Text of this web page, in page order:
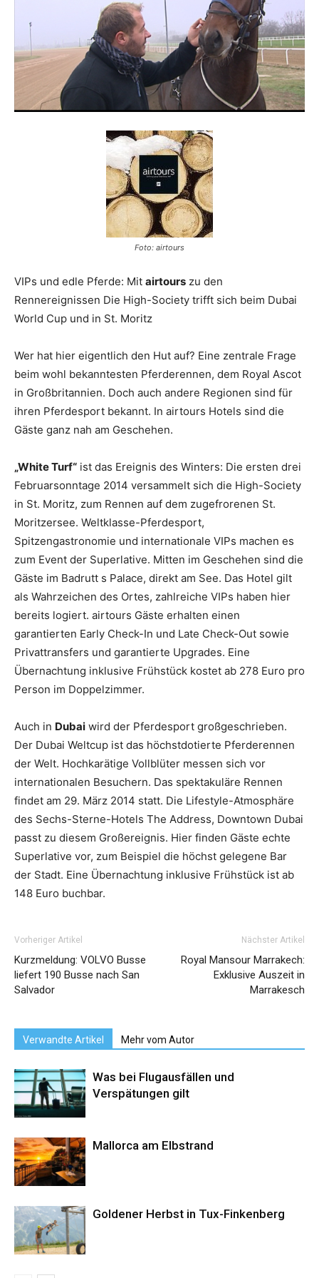
Reiseempfehlungen.
Foto: airtours
VIPs und edle Pferde: Mit airtours zu den
Rennereignissen Die High-Society trifft sich beim Dubai
World Cup und in St. Moritz
Wer hat hier eigentlich den Hut auf? Eine zentrale Frage
beim wohl bekanntesten Pferderennen, dem Royal Ascot
in Großbritannien. Doch auch andere Regionen sind für
ihren Pferdesport bekannt. In airtours Hotels sind die
Gäste ganz nah am Geschehen.
„White Turf“ ist das Ereignis des Winters: Die ersten drei
Februarsonntage 2014 versammelt sich die High-Society
in St. Moritz, zum Rennen auf dem zugefrorenen St.
Moritzersee. Weltklasse-Pferdesport,
Spitzengastronomie und internationale VIPs machen es
zum Event der Superlative. Mitten im Geschehen sind die
Gäste im Badrutt s Palace, direkt am See. Das Hotel gilt
als Wahrzeichen des Ortes, zahlreiche VIPs haben hier
bereits logiert. airtours Gäste erhalten einen
garantierten Early Check-In und Late Check-Out sowie
Privattransfers und garantierte Upgrades. Eine
Übernachtung inklusive Frühstück kostet ab 278 Euro pro
Person im Doppelzimmer.
Auch in Dubai wird der Pferdesport großgeschrieben.
Der Dubai Weltcup ist das höchstdotierte Pferderennen
der Welt. Hochkarätige Vollblüter messen sich vor
internationalen Besuchern. Das spektakuläre Rennen
findet am 29. März 2014 statt. Die Lifestyle-Atmosphäre
des Sechs-Sterne-Hotels The Address, Downtown Dubai
passt zu diesem Großereignis. Hier finden Gäste echte
Superlative vor, zum Beispiel die höchst gelegene Bar
der Stadt. Eine Übernachtung inklusive Frühstück ist ab
148 Euro buchbar.
Vorheriger Artikel
Kurzmeldung: VOLVO Busse
liefert 190 Busse nach San
Salvador
Nächster Artikel
Royal Mansour Marrakech:
Exklusive Auszeit in
Marrakesch
Verwandte Artikel Mehr vom Autor
Was bei Flugausfällen und
Verspätungen gilt
Mallorca am Elbstrand
Goldener Herbst in Tux-Finkenberg